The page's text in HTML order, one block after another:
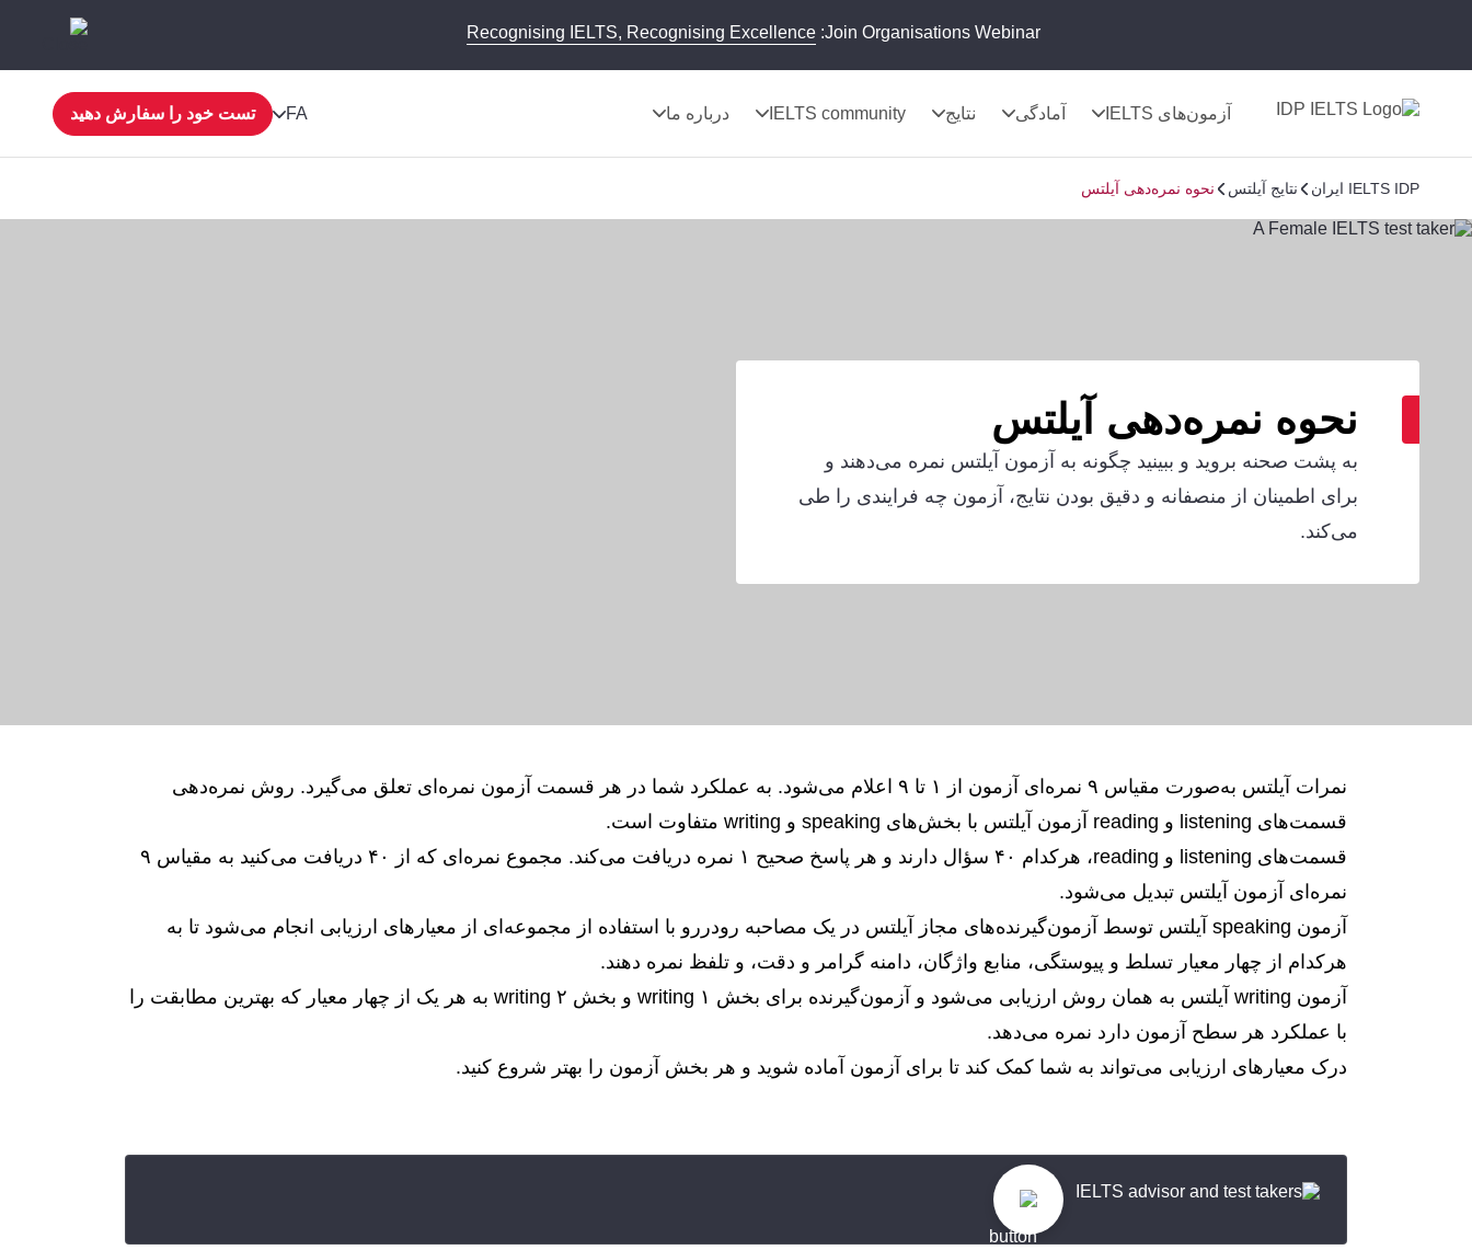
Join Organisations Webinar:
Recognising IELTS, Recognising Excellence
آزمون‌های IELTS آمادگی نتایج IELTS community درباره ما FA تست خود را سفارش دهید
IELTS IDP ایران نتایج آیلتس نحوه نمره‌دهی آیلتس
نحوه نمره‌دهی آیلتس
به پشت صحنه بروید و ببینید چگونه به آزمون آیلتس نمره می‌دهند و
برای اطمینان از منصفانه و دقیق بودن نتایج، آزمون چه فرایندی را طی
می‌کند.
نمرات آیلتس به‌صورت مقیاس ۹ نمره‌ای آزمون از ۱ تا ۹ اعلام می‌شود. به عملکرد شما در هر قسمت آزمون نمره‌ای تعلق می‌گیرد. روش نمره‌دهی
قسمت‌های listening و reading آزمون آیلتس با بخش‌های speaking و writing متفاوت است.
قسمت‌های listening و reading، هرکدام ۴۰ سؤال دارند و هر پاسخ صحیح ۱ نمره دریافت می‌کند. مجموع نمره‌ای که از ۴۰ دریافت می‌کنید به مقیاس ۹
نمره‌ای آزمون آیلتس تبدیل می‌شود.
آزمون speaking آیلتس توسط آزمون‌گیرنده‌های مجاز آیلتس در یک مصاحبه رودررو با استفاده از مجموعه‌ای از معیارهای ارزیابی انجام می‌شود تا به
هرکدام از چهار معیار تسلط و پیوستگی، منابع واژگان، دامنه گرامر و دقت، و تلفظ نمره دهند.
آزمون writing آیلتس به همان روش ارزیابی می‌شود و آزمون‌گیرنده برای بخش writing ۱ و بخش writing ۲ به هر یک از چهار معیار که بهترین مطابقت را
با عملکرد هر سطح آزمون دارد نمره می‌دهد.
درک معیارهای ارزیابی می‌تواند به شما کمک کند تا برای آزمون آماده شوید و هر بخش آزمون را بهتر شروع کنید.